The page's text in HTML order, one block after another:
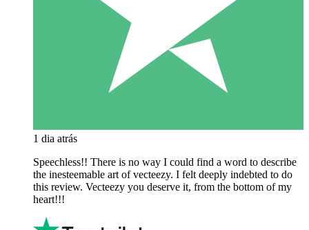
1 dia atrás
Speechless!! There is no way I could find a word to describe
the inesteemable art of vecteezy. I felt deeply indebted to do
this review. Vecteezy you deserve it, from the bottom of my
heart!!!